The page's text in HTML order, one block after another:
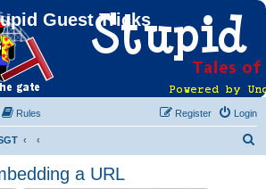
Guest Tricks
Rules Login
Register
a URL